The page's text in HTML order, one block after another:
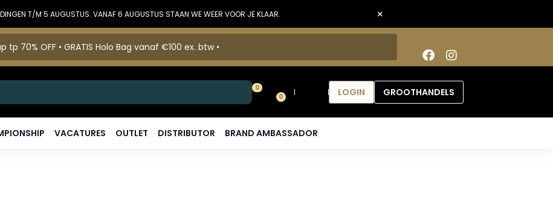
T/M 5 AUGUSTUS. VANAF 6 AUGUSTUS STAAN WE WEER VOOR JE KLAAR. ×
tp 70% OFF • GRATIS Holo Bag vanaf €100 ex. btw •
0
0
LOGIN GROOTHANDELS
VACATURES OUTLET DISTRIBUTOR BRAND AMBASSADOR